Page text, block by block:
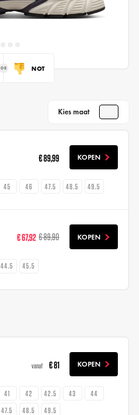
NOT
Kies maat
€ 89,99 KOPEN
45 46 47.5 48.5 49.5
€ 67,92 € 89,90 KOPEN
44.5 45.5
vanaf € 81 KOPEN
41 42 42.5 43
44
47.5 48.5 49.5